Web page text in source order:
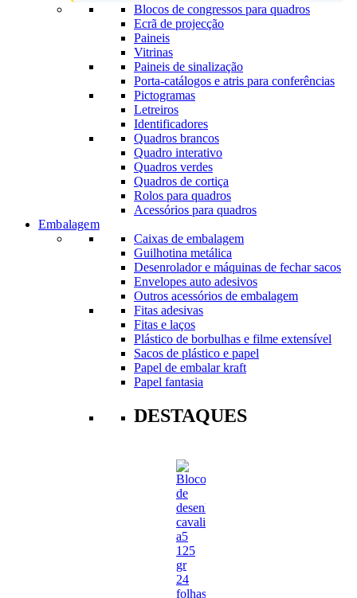
Blocos de congressos para quadros
Ecrã de projecção
Paineis
Vitrinas
Paineis de sinalização
Porta-catálogos e atris para conferências
Pictogramas
Letreiros
Identificadores
Quadros brancos
Quadro interativo
Quadros verdes
Quadros de cortiça
Rolos para quadros
Acessórios para quadros
Embalagem
Caixas de embalagem
Guilhotina metálica
Desenrolador e máquinas de fechar sacos
Envelopes auto adesivos
Outros acessórios de embalagem
Fitas adesivas
Fitas e laços
Plástico de borbulhas e filme extensível
Sacos de plástico e papel
Papel de embalar kraft
Papel fantasia
DESTAQUES